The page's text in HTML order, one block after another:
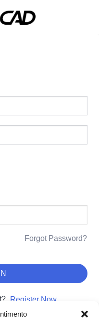
Forgot Password?
Register Now